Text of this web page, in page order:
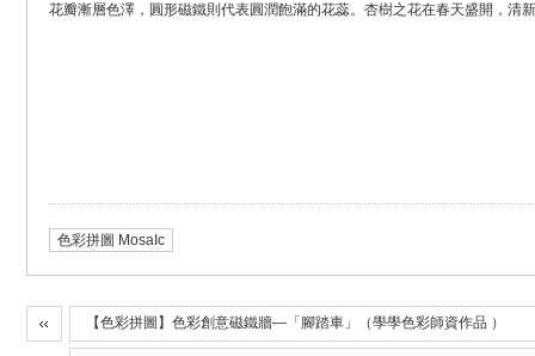
花瓣漸層色澤，圓形磁鐵則代表圓潤飽滿的花蕊。杏樹之花在春天盛開，清
色彩拼圖 MosaIc
【色彩拼圖】色彩創意磁鐵牆—「腳踏車」（學學色彩師資作品 ）